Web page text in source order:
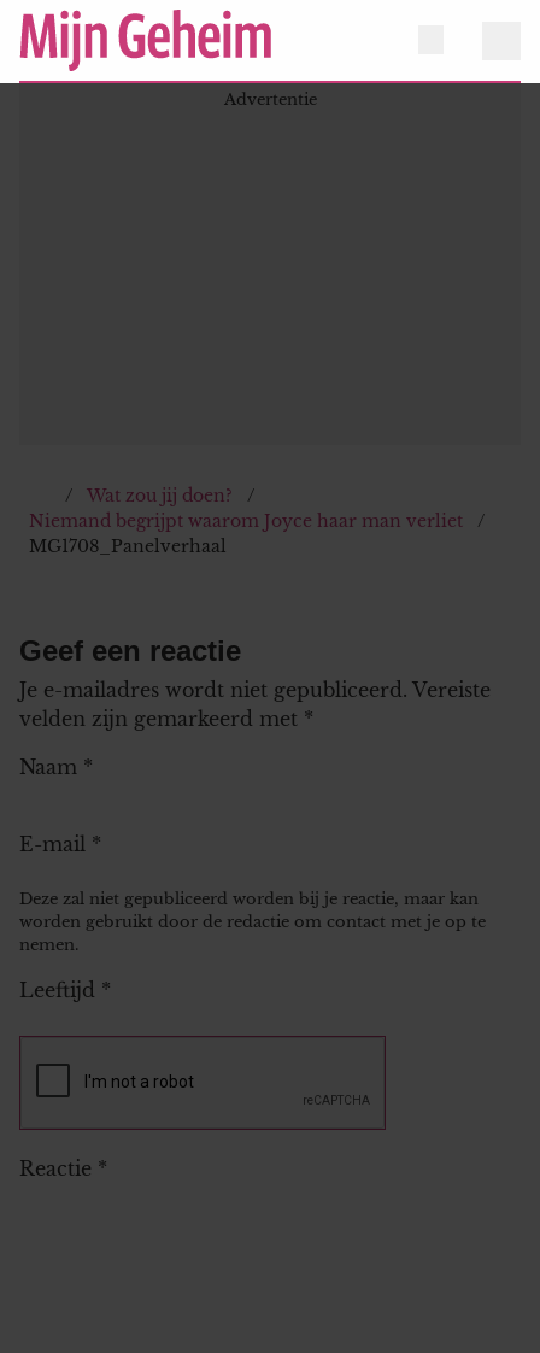
Wat zou jij doen?
Niemand begrijpt waarom Joyce haar man verliet
MG1708_Panelverhaal
Geef een reactie
Je e-mailadres wordt niet gepubliceerd. Vereiste
velden zijn gemarkeerd met *
Naam *
E-mail *
Deze zal niet gepubliceerd worden bij je reactie, maar kan
worden gebruikt door de redactie om contact met je op te
nemen.
Leeftijd *
Reactie *